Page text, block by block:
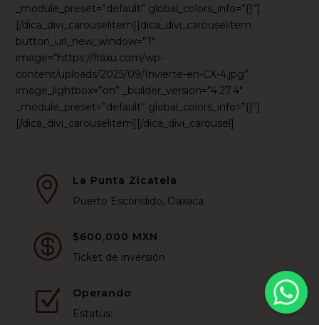
_module_preset=”default” global_colors_info=”{}”]
[/dica_divi_carouselitem][dica_divi_carouselitem
button_url_new_window=”1″
image=”https://fraxu.com/wp-
content/uploads/2025/09/Invierte-en-CX-4.jpg”
image_lightbox=”on” _builder_version=”4.27.4″
_module_preset=”default” global_colors_info=”{}”]
[/dica_divi_carouselitem][/dica_divi_carousel]

La Punta Zicatela
Puerto Escondido, Oaxaca

$600,000 MXN
Ticket de inversión
Z
Operando
Estatus: